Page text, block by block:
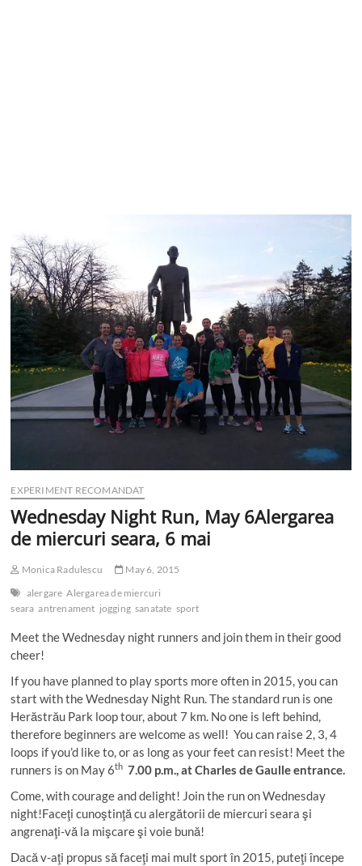
EXPERIMENT RECOMANDAT
Wednesday Night Run, May 6Alergarea
de miercuri seara, 6 mai
Monica Radulescu
May 6, 2015
alergare Alergarea de miercuri
seara antrenament jogging sanatate sport
Meet the Wednesday night runners and join them in their good
cheer!
If you have planned to play sports more often in 2015, you can
start with the Wednesday Night Run. The standard run is one
Herăstrău Park loop tour, about 7 km. No one is left behind,
therefore beginners are welcome as well! You can raise 2, 3, 4
loops if you’d like to, or as long as your feet can resist! Meet the
runners is on May 6th 7.00 p.m., at Charles de Gaulle entrance.
Come, with courage and delight! Join the run on Wednesday
night!Faceţi cunoştinţă cu alergătorii de miercuri seara şi
angrenaţi-vă la mişcare şi voie bună!
Dacă v-aţi propus să faceţi mai mult sport în 2015, puteţi începe